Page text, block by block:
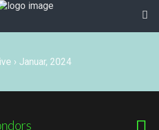
› Januar, 2024